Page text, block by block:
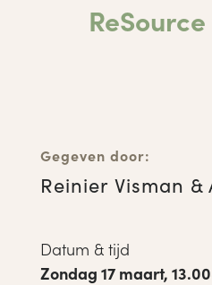
Gegeven door:
Reinier Visman &
Datum & tijd
Zondag 17 maart,